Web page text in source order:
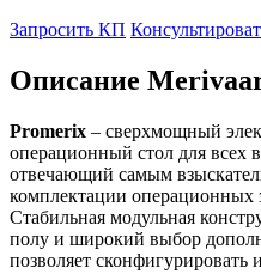
Запросить КП
Описание
Promerix – сверхмощный
операционный стол для всех
отвечающий самым
комплектации операционных
Стабильная модульная
полу и широкий выбор
позволяет сконфигурировать